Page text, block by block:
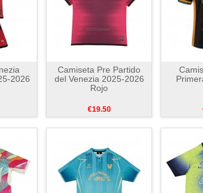
2026
Camiseta Pre Partido
del Venezia 2025-2026
Rojo
€19.50